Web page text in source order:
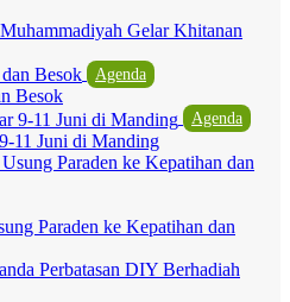
Gelar Khitanan
Agenda
Besok
Agenda
11 Juni di Manding
Paraden ke Kepatihan dan